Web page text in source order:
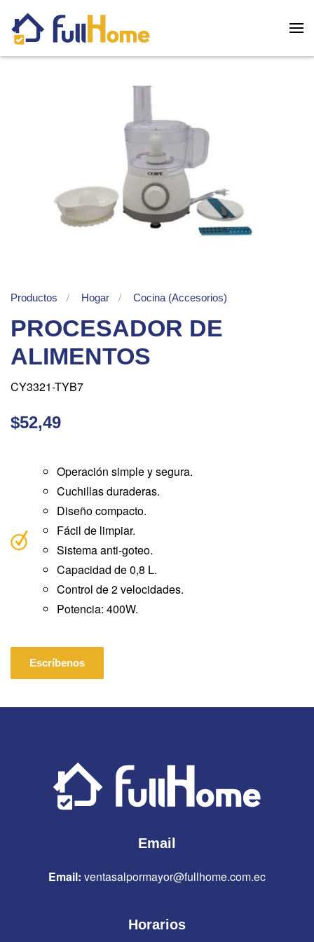
Skip to main content
Productos Hogar Cocina (Accesorios)
PROCESADOR DE
ALIMENTOS
CY3321-TYB7
$52,49
Operación simple y segura.
Cuchillas duraderas.
Diseño compacto.
Fácil de limpiar.
Sistema anti-goteo.
Capacidad de 0,8 L.
Control de 2 velocidades.
Potencia: 400W.
Escríbenos
Email
Email: ventasalpormayor@fullhome.com.ec
Horarios